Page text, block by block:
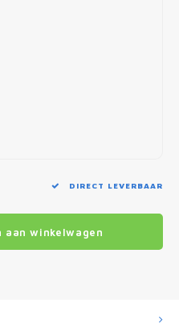
DIRECT LEVERBAAR
aan winkelwagen